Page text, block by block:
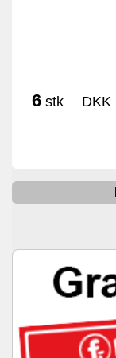
6 stk DKK